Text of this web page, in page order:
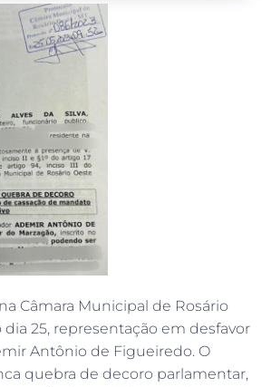
Câmara Municipal de Rosário
25, representação em desfavor
Antônio de Figueiredo. O
quebra de decoro parlamentar,